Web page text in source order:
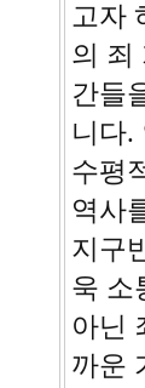
고자
의 죄
간들
니다.
수평
역사
지구
욱 소
아닌
까운